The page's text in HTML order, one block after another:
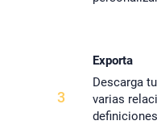
3
Exporta
Descarga
varias